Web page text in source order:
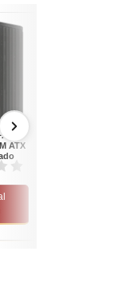
ATX